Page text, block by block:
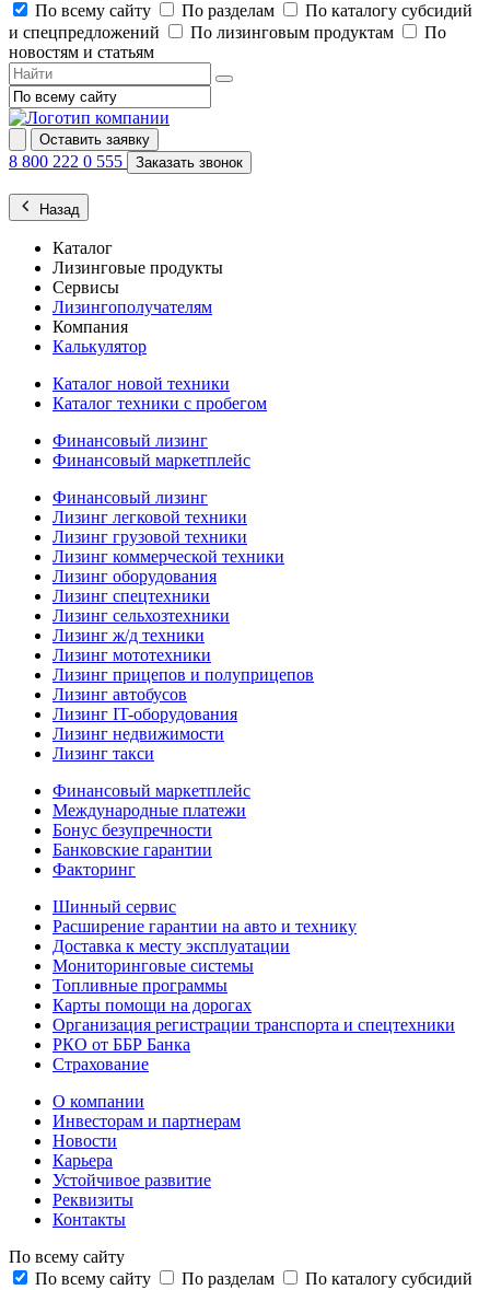
По всему сайту
По разделам
По каталогу субсидий
и спецпредложений
По лизинговым продуктам
По
новостям и статьям
Оставить заявку
8 800 222 0 555 Заказать звонок
Назад
Каталог
Лизинговые продукты
Сервисы
Лизингополучателям
Компания
Калькулятор
Каталог новой техники
Каталог техники с пробегом
Финансовый лизинг
Финансовый маркетплейс
Финансовый лизинг
Лизинг легковой техники
Лизинг грузовой техники
Лизинг коммерческой техники
Лизинг оборудования
Лизинг спецтехники
Лизинг сельхозтехники
Лизинг ж/д техники
Лизинг мототехники
Лизинг прицепов и полуприцепов
Лизинг автобусов
Лизинг IT-оборудования
Лизинг недвижимости
Лизинг такси
Финансовый маркетплейс
Международные платежи
Бонус безупречности
Банковские гарантии
Факторинг
Шинный сервис
Расширение гарантии на авто и технику
Доставка к месту эксплуатации
Мониторинговые системы
Топливные программы
Карты помощи на дорогах
Организация регистрации транспорта и спецтехники
РКО от ББР Банка
Страхование
О компании
Инвесторам и партнерам
Новости
Карьера
Устойчивое развитие
Реквизиты
Контакты
По всему сайту
По всему сайту
По разделам
По каталогу субсидий